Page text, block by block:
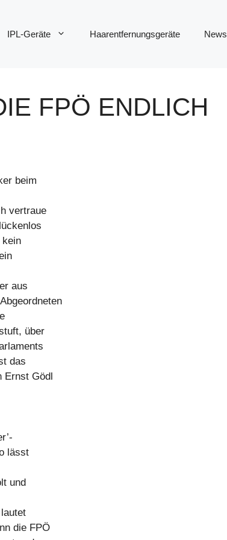
IPL-Geräte Haarentfernungsgeräte News
FPÖ ENDLICH
beim
vertraue
kein
aus
über
das
Ernst Gödl
lässt
und
die FPÖ